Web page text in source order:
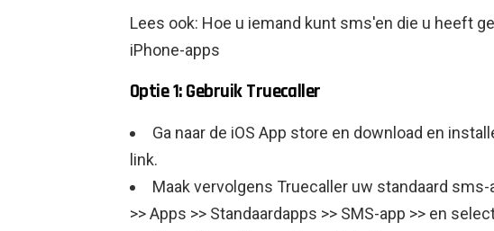
Lees ook: Hoe u iemand kunt sms'en die u heeft
iPhone-apps
Optie 1: Gebruik Truecaller
Ga naar de iOS App store en download en
link.
Maak vervolgens Truecaller uw standaard
>> Apps >> Standaardapps >> SMS-app >> en